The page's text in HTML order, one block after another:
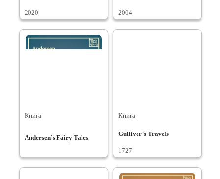
2020 2004
Книга
Andersen`s Fairy Tales
Книга
Gulliver`s Travels
1727